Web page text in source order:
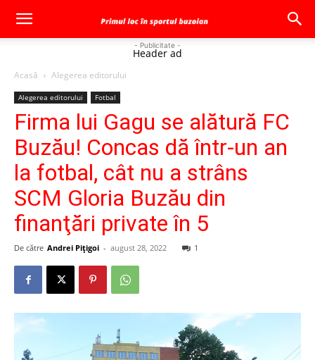
- Publicitate -
Header ad
Acasă Alegerea editorului
Alegerea editorului Fotbal
Firma lui Gagu se alătură FC
Buzău! Concas dă într-un an
la fotbal, cât nu a strâns
SCM Gloria Buzău din
finanţări private în 5
De către Andrei Pițigoi - august 28, 2022 1